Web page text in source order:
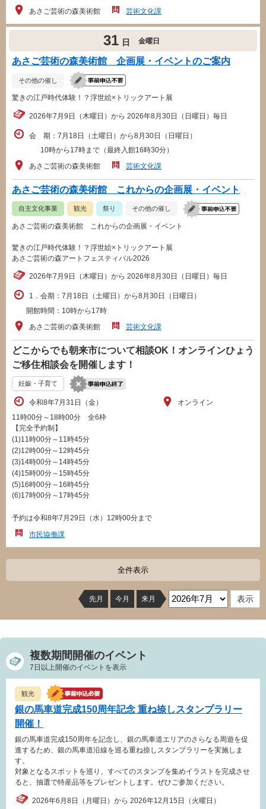
あさご芸術の森美術館
芸術文化課
31 日 金曜日
あさご芸術の森美術館 企画展・イベントのご案内
その他の催し
驚きの江戸時代体験！？浮世絵×トリックアート展
2026年7月9日（木曜日）から 2026年8月30日（日曜日）毎日
会 期：7月18日（土曜日）から8月30日（日曜日）
10時から17時まで（最終入館16時30分）
あさご芸術の森美術館
芸術文化課
あさご芸術の森美術館 これからの企画展・イベント
自主文化事業 観光 祭り その他の催し
あさご芸術の森美術館 これからの企画展・イベント
驚きの江戸時代体験！？浮世絵×トリックアート展
あさご芸術の森アートフェスティバル2026
2026年7月9日（木曜日）から 2026年8月30日（日曜日）毎日
1．会期：7月18日（土曜日）から8月30日（日曜日）
開館時間：10時から17時
あさご芸術の森美術館
芸術文化課
どこからでも朝来市について相談OK！オンラインひょう
ご移住相談会を開催します！
妊娠・子育て
令和8年7月31日（金）
11時00分～18時00分 全6枠
【完全予約制】
(1)11時00分～11時45分
(2)12時00分～12時45分
(3)14時00分～14時45分
(4)15時00分～15時45分
(5)16時00分～16時45分
(6)17時00分～17時45分
予約は令和8年7月29日（水）12時00分まで
オンライン
市民協働課
全件表示
先月 今月 来月
複数期間開催のイベント
7日以上開催のイベントを表示
観光
銀の馬車道完成150周年記念 重ね捺しスタンプラリー
開催！
銀の馬車道完成150周年を記念し、銀の馬車道エリアのさらなる周遊を促
進するため、銀の馬車道沿線を巡る重ね捺しスタンプラリーを実施しま
す。
対象となるスポットを巡り、すべてのスタンプを集めイラストを完成させ
ると、抽選で特産品等をプレゼントします。ぜひご参加ください。
2026年6月8日（月曜日）から 2026年12月15日（火曜日）